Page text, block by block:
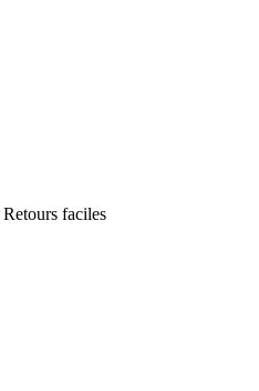
Retours faciles